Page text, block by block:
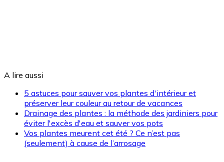
A lire aussi
5 astuces pour sauver vos plantes d'intérieur et
préserver leur couleur au retour de vacances
Drainage des plantes : la méthode des jardiniers pour
éviter l'excès d'eau et sauver vos pots
Vos plantes meurent cet été ? Ce n’est pas
(seulement) à cause de l’arrosage